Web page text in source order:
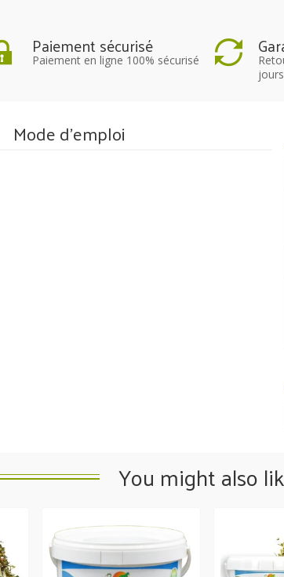
Paiement sécurisé
Paiement en ligne 100% sécurisé
jours
Mode d'emploi
You might also